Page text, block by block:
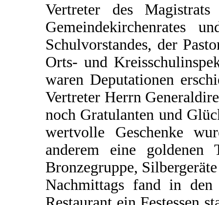
Vertreter des
Gemeindekirchenrates
Schulvorstandes, der
Orts- und
waren Deputationen
Vertreter Herrn
noch Gratulanten und
wertvolle Geschenke
anderem eine goldenen
Bronzegruppe,
Nachmittags fand in den